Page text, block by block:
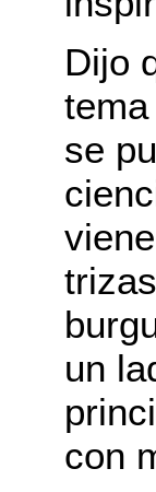
Dijo
se
un
con